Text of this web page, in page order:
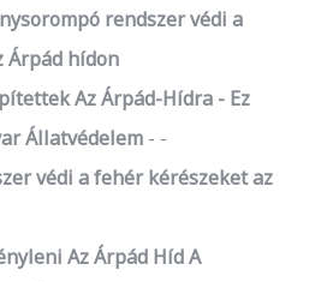
rendszer védi a
Árpád hídon
Az Árpád-Hídra - Ez
Állatvédelem
-
védi a fehér kérészeket az
Az Árpád Híd A